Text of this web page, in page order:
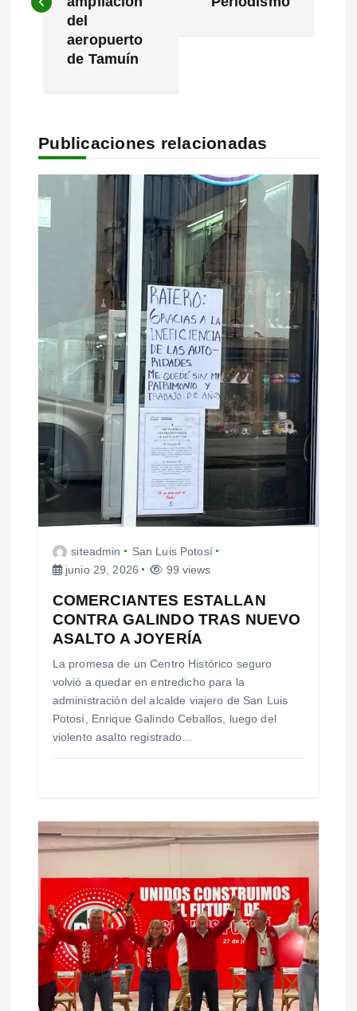
e
ó
n
n
d
s
del
aeropuerto
de Tamuín
Publicaciones relacionadas
siteadmin
San Luis Potosí
junio 29, 2026
99 views
COMERCIANTES ESTALLAN
CONTRA GALINDO TRAS NUEVO
ASALTO A JOYERÍA
La promesa de un Centro Histórico seguro
volvió a quedar en entredicho para la
administración del alcalde viajero de San Luis
Potosí, Enrique Galindo Ceballos, luego del
violento asalto registrado…